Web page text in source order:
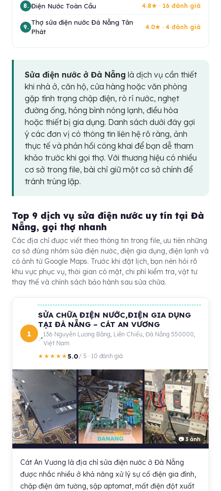
8. Điện Nước Toàn Cầu 4.8★ · 16 đánh giá
9.
Thợ sửa điện nước Đà Nẵng Tân
Phát
4.0★ · 4 đánh giá
Sửa điện nước ở Đà Nẵng là dịch vụ cần thiết
khi nhà ở, căn hộ, cửa hàng hoặc văn phòng
gặp tình trạng chập điện, rò rỉ nước, nghẹt
đường ống, hỏng bình nóng lạnh, điều hòa
hoặc thiết bị gia dụng. Danh sách dưới đây gợi
ý các đơn vị có thông tin liên hệ rõ ràng, ảnh
thực tế và phản hồi công khai để bạn dễ tham
khảo trước khi gọi thợ. Với thương hiệu có nhiều
cơ sở trong file, bài chỉ giữ một cơ sở chính để
tránh trùng lặp.
Top 9 dịch vụ sửa điện nước uy tín tại Đà
Nẵng, gọi thợ nhanh
Các địa chỉ được viết theo thông tin trong file, ưu tiên những
cơ sở đúng nhóm sửa điện nước, điện gia dụng, điện lạnh và
có ảnh từ Google Maps. Trước khi đặt lịch, bạn nên hỏi rõ
khu vực phục vụ, thời gian có mặt, chi phí kiểm tra, vật tư
thay thế và chính sách bảo hành sau sửa chữa.
1
SỬA CHỮA ĐIỆN NƯỚC,ĐIỆN GIA DỤNG
TẠI ĐÀ NẴNG – CÁT AN VƯƠNG
136 Nguyễn Lương Bằng, Liên Chiểu, Đà Nẵng 550000,
Việt Nam
★★★★★5.0/ 5 · 10 đánh giá
📷 3 ảnh
Cát An Vương là địa chỉ sửa điện nước ở Đà Nẵng
được nhắc nhiều ở khả năng xử lý sự cố điện gia đình,
chập điện âm tường, sập aptomat, mất điện đột xuất